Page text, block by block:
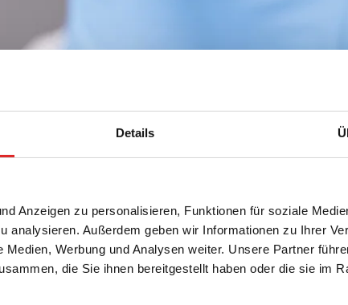
Details
Anzeigen zu personalisieren, Funktionen für soziale
analysieren. Außerdem geben wir Informationen zu Ihrer
Werbung und Analysen weiter. Unsere Partner
die Sie ihnen bereitgestellt haben oder die sie im